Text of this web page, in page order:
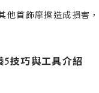
他首飾摩擦造成損害
5技巧與工具介紹